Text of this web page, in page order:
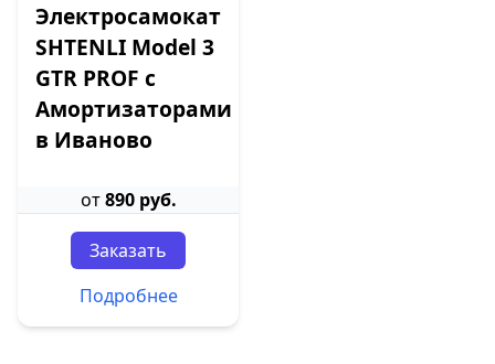
Электросамокат
SHTENLI Model 3
GTR PROF с
Амортизаторами
в Иваново
от890 руб.
Заказать
Подробнее